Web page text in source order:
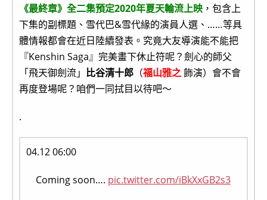
《最終章》全二集預定2020年夏天輪流上映 ，包含上
下集的副標題、雪代巴&雪代緣的演員人選、……等具
體情報都會在近日陸續發表。究竟大友導演能不能把
『Kenshin Saga』完美畫下休止符呢？劍心的師父
「飛天御劍流」 比谷清十郎 （福山雅之飾演）會不會
再度登場呢？咱們一同拭目以待吧～
.
04.12 06:00
Coming soon…. pic.twitter.com/iBkXxGB2s3